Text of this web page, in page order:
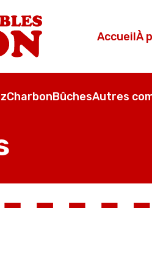
AccueilÀ
CharbonBûchesAutres